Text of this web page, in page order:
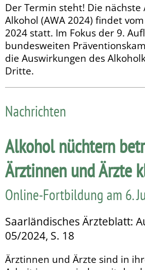
Der Termin steht! Die nächste
Alkohol (AWA 2024) findet
2024 statt. Im Fokus der 9.
bundesweiten
die Auswirkungen des
Dritte.
Nachrichten
Alkohol nüchtern
Ärztinnen und Ärzte
Online-Fortbildung am 6.
Saarländisches Ärzteblatt:
05/2024, S. 18
Ärztinnen und Ärzte sind in